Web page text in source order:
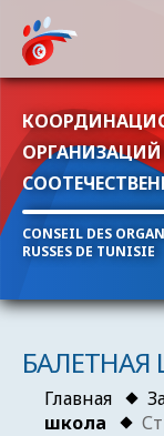
CONSEIL DES
RUSSES DE TUNISIE
Главная
школа